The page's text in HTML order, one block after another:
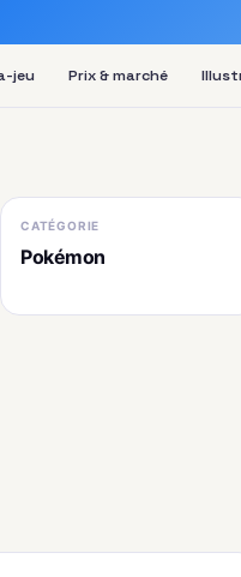
jeu Prix & marché
CATÉGORIE
Pokémon